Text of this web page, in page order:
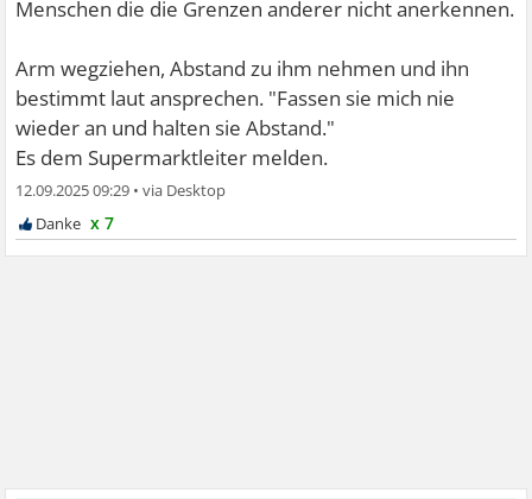
Menschen die die Grenzen anderer nicht anerkennen.
Arm wegziehen, Abstand zu ihm nehmen und ihn
bestimmt laut ansprechen. "Fassen sie mich nie
wieder an und halten sie Abstand."
Es dem Supermarktleiter melden.
12.09.2025 09:29 •
x 7